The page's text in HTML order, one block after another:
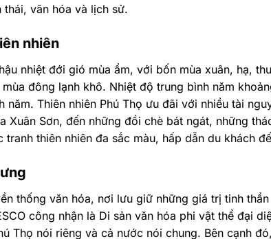
thái, văn hóa và lịch sử.
nhiên
nhiệt đới gió mùa ẩm, với bốn mùa xuân, hạ,
đông lạnh khô. Nhiệt độ trung bình năm
năm. Thiên nhiên Phú Thọ ưu đãi với nhiều tài
Xuân Sơn, đến những đồi chè bát ngát, những
tranh thiên nhiên đa sắc màu, hấp dẫn du khách
thống văn hóa, nơi lưu giữ những giá trị tinh
công nhận là Di sản văn hóa phi vật thể đại
Thọ nói riêng và cả nước nói chung. Bên cạnh